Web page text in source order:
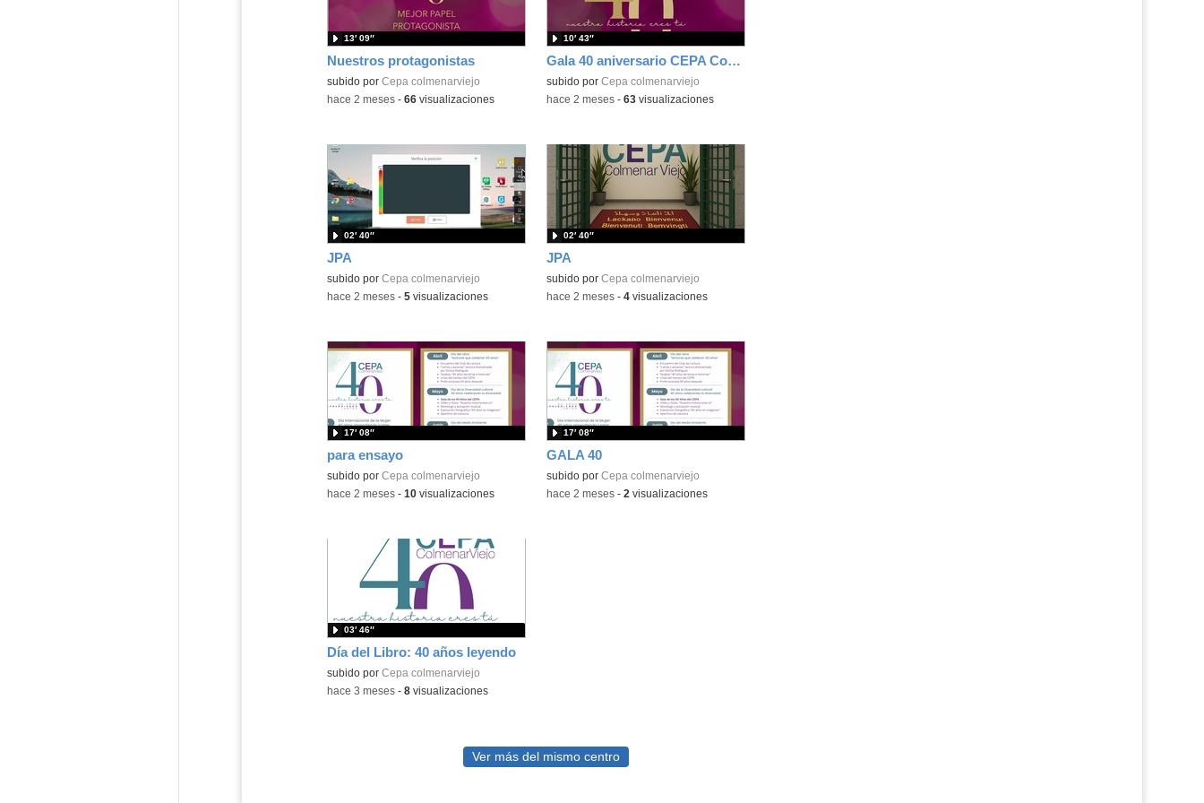
Nuestros protagonistas
subido por Cepa colmenarviejo
13′ 09″
-hace 2 meses- 66visualizaciones
Gala 40 aniversario CEPA Colmenar Viejo
subido por Cepa colmenarviejo
10′ 43″
-hace 2 meses- 63visualizaciones
JPA
subido por Cepa colmenarviejo
02′ 40″
-hace 2 meses- 5visualizaciones
JPA
subido por Cepa colmenarviejo
02′ 40″
-hace 2 meses- 4visualizaciones
para ensayo
subido por Cepa colmenarviejo
17′ 08″
-hace 2 meses- 10visualizaciones
GALA 40
subido por Cepa colmenarviejo
17′ 08″
-hace 2 meses- 2 visualizaciones
Día del Libro: 40 años leyendo
subido por Cepa colmenarviejo
03′ 46″
-hace 3 meses- 8visualizaciones
Ver más del mismo centro